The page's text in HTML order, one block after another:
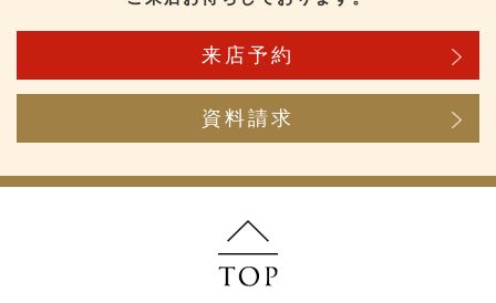
来店予約
資料請求